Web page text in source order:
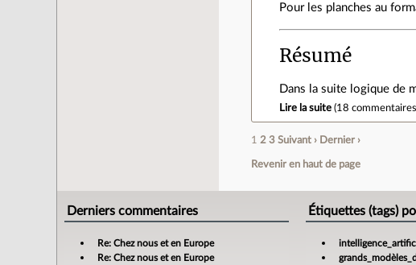
Pour les planches au
Résumé
Dans la suite logique de
Lire la suite (18
1 2 3 Suivant › Dernier ›
Revenir en haut de page
Derniers commentaires
Re: Chez nous et en Europe
Re: Chez nous et en Europe
Étiquettes (tags)